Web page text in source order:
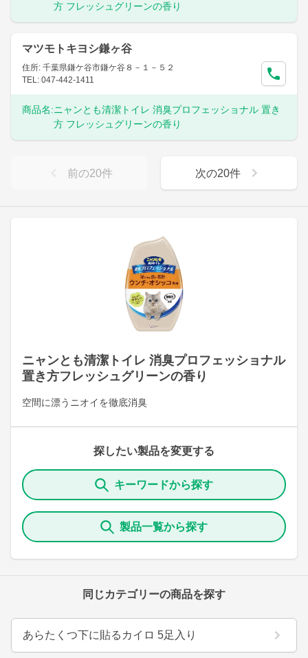
ニャンとも清潔トイレ 消臭プロフェッショナル
置き方フレッシュグリーンの香り
空間に漂うニオイを徹底消臭
探したい製品を変更する
キーワードから探す
製品一覧から探す
同じカテゴリーの商品を探す
あらたくつ下に貼るカイロ 5足入り
方 フレッシュグリーンの香り
マツモトキヨシ鎌ヶ谷
住所: 千葉県鎌ケ谷市鎌ケ谷８－１－５２
TEL: 047-442-1411
商品名:ニャンとも清潔トイレ 消臭プロフェッショナル 置き
方 フレッシュグリーンの香り
前の20件 次の20件